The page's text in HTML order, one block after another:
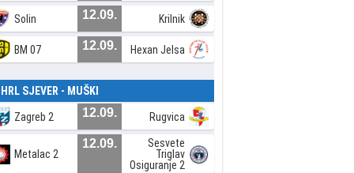
Solin 12.09. Krilnik
BM 07 12.09. Hexan Jelsa
SJEVER - MUŠKI
Zagreb 2 12.09. Rugvica
Metalac 2
12.09.
Sesvete
Triglav
Osiguranje 2